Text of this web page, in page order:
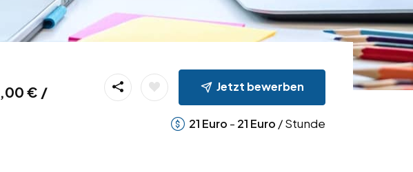
€ /
Jetzt bewerben
21 Euro - 21 Euro / Stunde